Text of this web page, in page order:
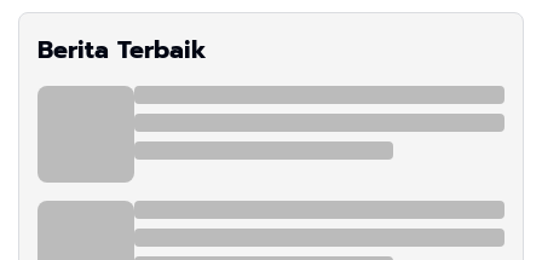
Berita Terbaik